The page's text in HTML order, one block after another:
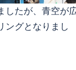
したが、青空が
ングとなりまし